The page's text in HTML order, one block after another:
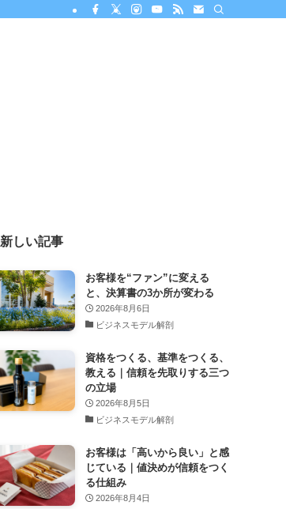
新しい記事
お客様を“ファン”に変える
と、決算書の3か所が変わる
2026年8月6日
ビジネスモデル解剖
資格をつくる、基準をつくる、
教える｜信頼を先取りする三つ
の立場
2026年8月5日
ビジネスモデル解剖
お客様は「高いから良い」と感
じている｜値決めが信頼をつく
る仕組み
2026年8月4日